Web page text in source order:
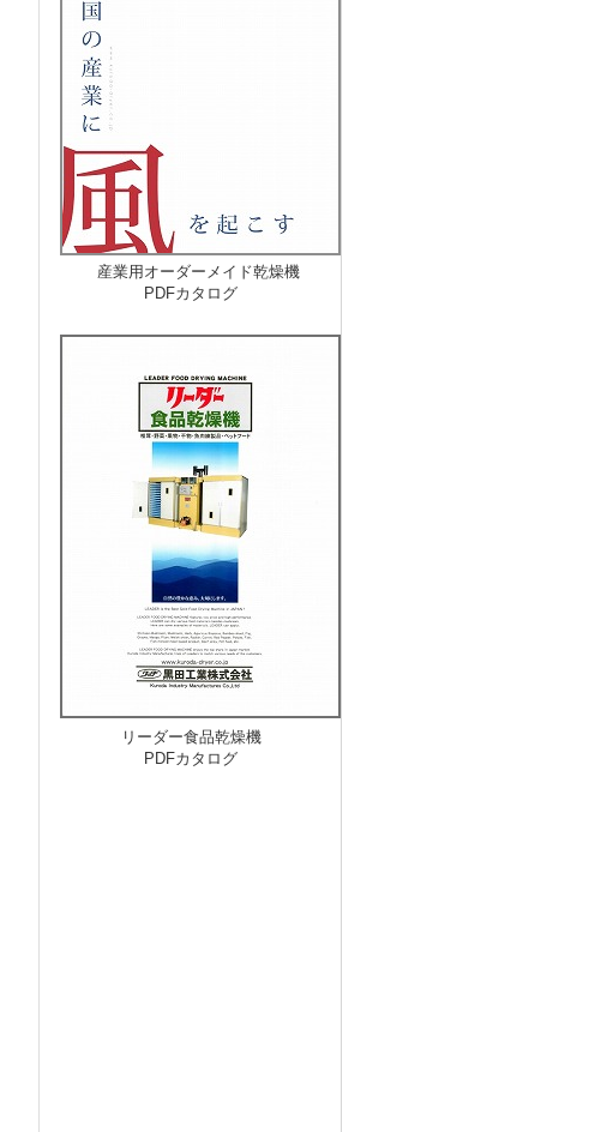
産業用オーダーメイド乾燥機
PDFカタログ
リーダー食品乾燥機
PDFカタログ